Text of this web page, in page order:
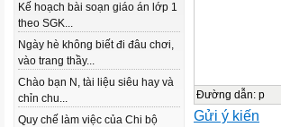
Kế hoạch bài soạn giáo án lớp 1
theo SGK...
Ngày hè không biết đi đâu chơi,
vào trang thầy...
Chào bạn N, tài liệu siêu hay và
chỉn chu...
Quy chế làm việc của Chi bộ
Đường dẫn: p
Gửi ý kiến